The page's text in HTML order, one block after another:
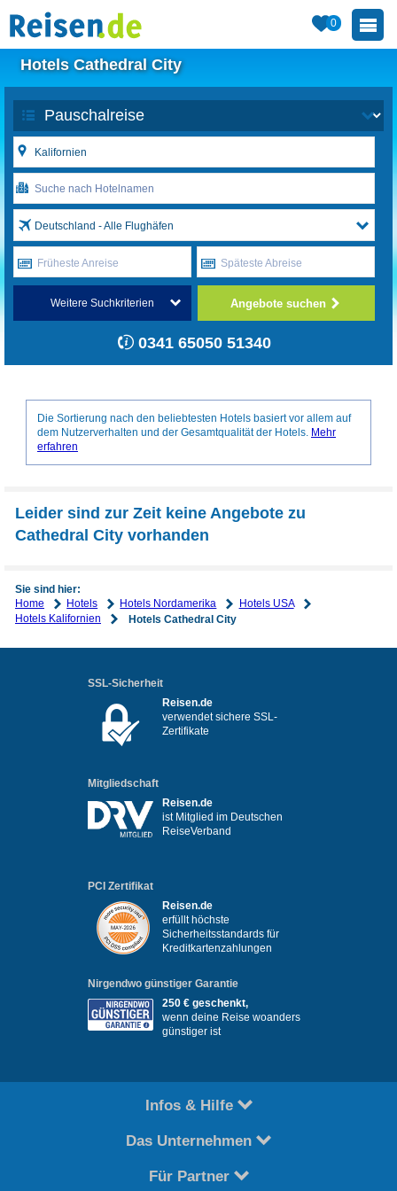
0
Hotels Cathedral City
Deutschland - Alle Flughäfen
Früheste Anreise Späteste Abreise
Weitere Suchkriterien Angebote suchen
0341 65050 51340
Die Sortierung nach den beliebtesten Hotels basiert vor allem auf
dem Nutzerverhalten und der Gesamtqualität der Hotels. Mehr
erfahren
Leider sind zur Zeit keine Angebote zu
Cathedral City vorhanden
Sie sind hier:
Home
Hotels Hotels Nordamerika
Hotels USA
Hotels Kalifornien
Hotels Cathedral City
SSL-Sicherheit
Reisen.de
verwendet sichere SSL-
Zertifikate
Mitgliedschaft
Reisen.de
ist Mitglied im Deutschen
ReiseVerband
PCI Zertifikat
Reisen.de
erfüllt höchste
Sicherheitsstandards für
Kreditkartenzahlungen
Nirgendwo günstiger Garantie
250 € geschenkt,
wenn deine Reise woanders
günstiger ist
Infos & Hilfe
Das Unternehmen
Für Partner